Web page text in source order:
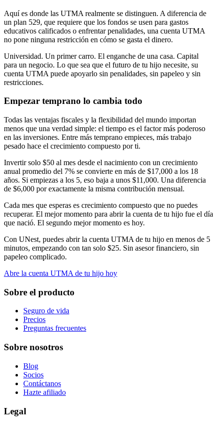
Aquí es donde las UTMA realmente se distinguen. A diferencia de
un plan 529, que requiere que los fondos se usen para gastos
educativos calificados o enfrentar penalidades, una cuenta UTMA
no pone ninguna restricción en cómo se gasta el dinero.
Universidad. Un primer carro. El enganche de una casa. Capital
para un negocio. Lo que sea que el futuro de tu hijo necesite, su
cuenta UTMA puede apoyarlo sin penalidades, sin papeleo y sin
restricciones.
Empezar temprano lo cambia todo
Todas las ventajas fiscales y la flexibilidad del mundo importan
menos que una verdad simple: el tiempo es el factor más poderoso
en las inversiones. Entre más temprano empieces, más trabajo
pesado hace el crecimiento compuesto por ti.
Invertir solo $50 al mes desde el nacimiento con un crecimiento
anual promedio del 7% se convierte en más de $17,000 a los 18
años. Si empiezas a los 5, eso baja a unos $11,000. Una diferencia
de $6,000 por exactamente la misma contribución mensual.
Cada mes que esperas es crecimiento compuesto que no puedes
recuperar. El mejor momento para abrir la cuenta de tu hijo fue el día
que nació. El segundo mejor momento es hoy.
Con UNest, puedes abrir la cuenta UTMA de tu hijo en menos de 5
minutos, empezando con tan solo $25. Sin asesor financiero, sin
papeleo complicado.
Abre la cuenta UTMA de tu hijo hoy
Sobre el producto
Seguro de vida
Precios
Preguntas frecuentes
Sobre nosotros
Blog
Socios
Contáctanos
Hazte afiliado
Legal